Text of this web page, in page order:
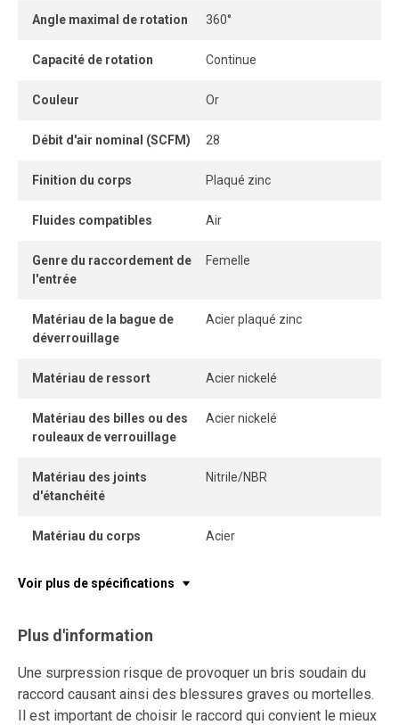
Angle maximal de rotation 360°
Capacité de rotation Continue
Couleur Or
Débit d'air nominal (SCFM) 28
Finition du corps Plaqué zinc
Fluides compatibles Air
Genre du raccordement de
l'entrée
Femelle
Matériau de la bague de
déverrouillage
Acier plaqué zinc
Matériau de ressort Acier nickelé
Matériau des billes ou des
rouleaux de verrouillage
Acier nickelé
Matériau des joints
d'étanchéité
Nitrile/NBR
Matériau du corps Acier
Voir plus de spécifications
Plus d'information
Une surpression risque de provoquer un bris soudain du
raccord causant ainsi des blessures graves ou mortelles.
Il est important de choisir le raccord qui convient le mieux